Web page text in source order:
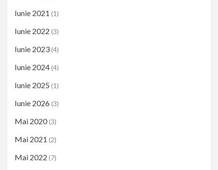
Iunie 2021 (1)
Iunie 2022 (3)
Iunie 2023(4)
Iunie 2024(4)
Iunie 2025 (1)
Iunie 2026 (3)
Mai 2020(3)
Mai 2021 (2)
Mai 2022 (7)